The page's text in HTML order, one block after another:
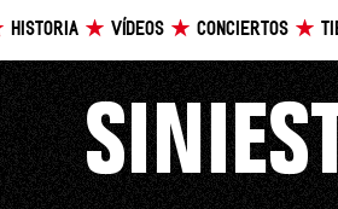
HISTORIA VÍDEOS CONCIERTOS